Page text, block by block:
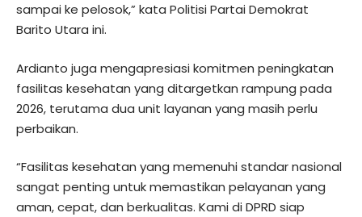
sampai ke pelosok,” kata Politisi Partai Demokrat
Barito Utara ini.
Ardianto juga mengapresiasi komitmen peningkatan
fasilitas kesehatan yang ditargetkan rampung pada
2026, terutama dua unit layanan yang masih perlu
perbaikan.
“Fasilitas kesehatan yang memenuhi standar nasional
sangat penting untuk memastikan pelayanan yang
aman, cepat, dan berkualitas. Kami di DPRD siap